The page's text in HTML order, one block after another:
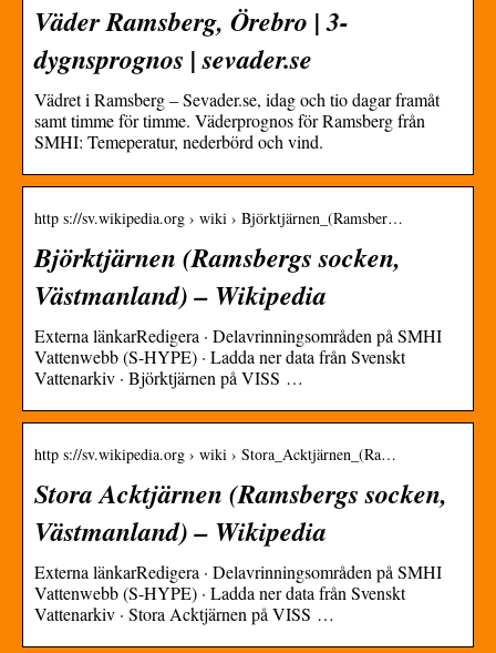
Väder Ramsberg, Örebro | 3-
dygnsprognos | sevader.se
Vädret i Ramsberg – Sevader.se, idag och tio dagar framåt
samt timme för timme. Väderprognos för Ramsberg från
SMHI: Temeperatur, nederbörd och vind.
http s://sv.wikipedia.org › wiki › Björktjärnen_(Ramsber…
Björktjärnen (Ramsbergs socken,
Västmanland) – Wikipedia
Externa länkarRedigera · Delavrinningsområden på SMHI
Vattenwebb (S-HYPE) · Ladda ner data från Svenskt
Vattenarkiv · Björktjärnen på VISS …
http s://sv.wikipedia.org › wiki › Stora_Acktjärnen_(Ra…
Stora Acktjärnen (Ramsbergs socken,
Västmanland) – Wikipedia
Externa länkarRedigera · Delavrinningsområden på SMHI
Vattenwebb (S-HYPE) · Ladda ner data från Svenskt
Vattenarkiv · Stora Acktjärnen på VISS …